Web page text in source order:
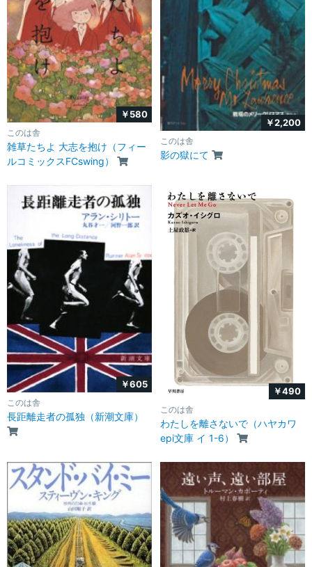
￥580
このは舎
雑草たちよ 大志を抱け（フィー
ルコミックスFCswing）
￥2,200
このは舎
影の獄にて
￥605
このは舎
長距離走者の孤独（新潮文庫）
￥490
このは舎
わたしを離さないで（ハヤカワ
epi文庫 イ 1-6）